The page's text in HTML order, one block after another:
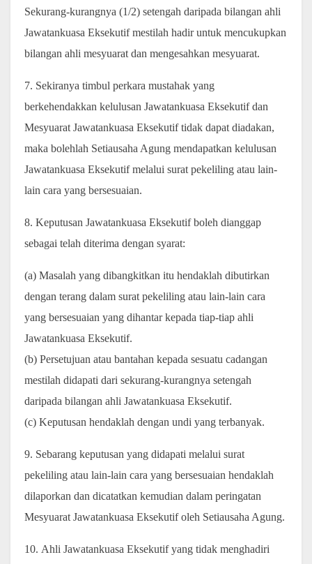
Sekurang-kurangnya (1/2) setengah daripada bilangan ahli
Jawatankuasa Eksekutif mestilah hadir untuk mencukupkan
bilangan ahli mesyuarat dan mengesahkan mesyuarat.
7. Sekiranya timbul perkara mustahak yang
berkehendakkan kelulusan Jawatankuasa Eksekutif dan
Mesyuarat Jawatankuasa Eksekutif tidak dapat diadakan,
maka bolehlah Setiausaha Agung mendapatkan kelulusan
Jawatankuasa Eksekutif melalui surat pekeliling atau lain-
lain cara yang bersesuaian.
8. Keputusan Jawatankuasa Eksekutif boleh dianggap
sebagai telah diterima dengan syarat:
(a) Masalah yang dibangkitkan itu hendaklah dibutirkan
dengan terang dalam surat pekeliling atau lain-lain cara
yang bersesuaian yang dihantar kepada tiap-tiap ahli
Jawatankuasa Eksekutif.
(b) Persetujuan atau bantahan kepada sesuatu cadangan
mestilah didapati dari sekurang-kurangnya setengah
daripada bilangan ahli Jawatankuasa Eksekutif.
(c) Keputusan hendaklah dengan undi yang terbanyak.
9. Sebarang keputusan yang didapati melalui surat
pekeliling atau lain-lain cara yang bersesuaian hendaklah
dilaporkan dan dicatatkan kemudian dalam peringatan
Mesyuarat Jawatankuasa Eksekutif oleh Setiausaha Agung.
10. Ahli Jawatankuasa Eksekutif yang tidak menghadiri